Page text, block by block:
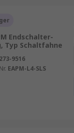
Endschalter-
Typ Schaltfahne
273-9516
EAPM-L4-SLS